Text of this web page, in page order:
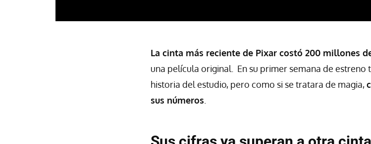
La cinta más reciente de Pixar costó 200 millones
una película original. En su primer semana de
historia del estudio, pero como si se tratara de magia,
sus números